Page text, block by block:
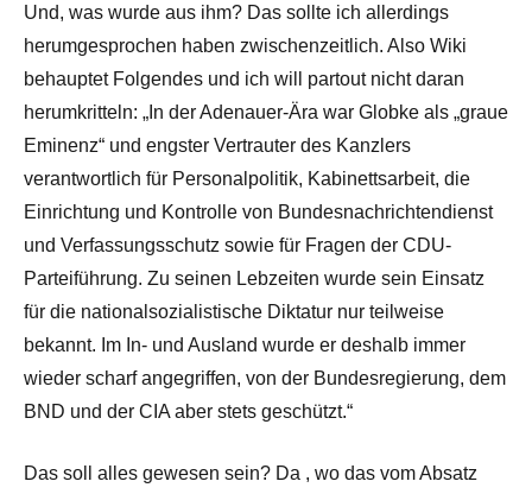
Und, was wurde aus ihm? Das sollte ich allerdings
herumgesprochen haben zwischenzeitlich. Also Wiki
behauptet Folgendes und ich will partout nicht daran
herumkritteln: „In der Adenauer-Ära war Globke als „graue
Eminenz“ und engster Vertrauter des Kanzlers
verantwortlich für Personalpolitik, Kabinettsarbeit, die
Einrichtung und Kontrolle von Bundesnachrichtendienst
und Verfassungsschutz sowie für Fragen der CDU-
Parteiführung. Zu seinen Lebzeiten wurde sein Einsatz
für die nationalsozialistische Diktatur nur teilweise
bekannt. Im In- und Ausland wurde er deshalb immer
wieder scharf angegriffen, von der Bundesregierung, dem
BND und der CIA aber stets geschützt.“
Das soll alles gewesen sein? Da , wo das vom Absatz